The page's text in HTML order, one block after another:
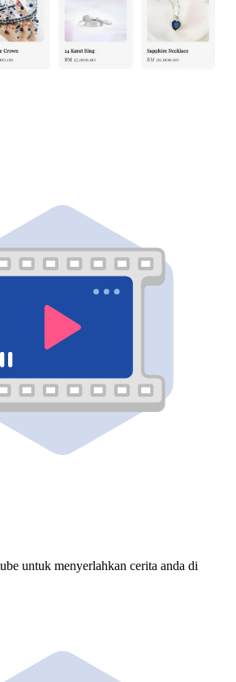
untuk menyerlahkan cerita anda di